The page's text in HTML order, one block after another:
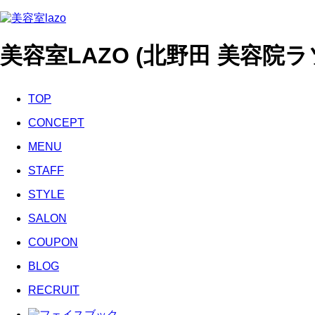
美容室LAZO (北野田 美容院ラ
TOP
CONCEPT
MENU
STAFF
STYLE
SALON
COUPON
BLOG
RECRUIT